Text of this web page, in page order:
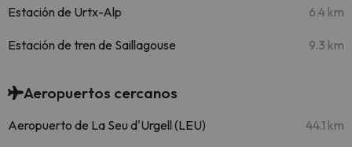
Estación de Urtx-Alp 6.4 km
Estación de tren de Saillagouse 9.3 km
Aeropuertos cercanos
Aeropuerto de La Seu d'Urgell (LEU) 44.1 km